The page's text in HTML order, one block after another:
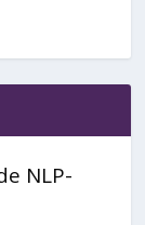
NLP-